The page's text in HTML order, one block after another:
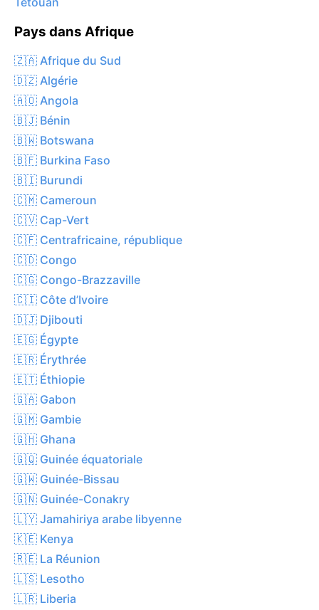
Pays dans Afrique
🇿🇦 Afrique du Sud
🇩🇿 Algérie
🇦🇴 Angola
🇧🇯 Bénin
🇧🇼 Botswana
🇧🇫 Burkina Faso
🇧🇮 Burundi
🇨🇲 Cameroun
🇨🇻 Cap-Vert
🇨🇫 Centrafricaine, république
🇨🇩 Congo
🇨🇬 Congo-Brazzaville
🇨🇮 Côte d’Ivoire
🇩🇯 Djibouti
🇪🇬 Égypte
🇪🇷 Érythrée
🇪🇹 Éthiopie
🇬🇦 Gabon
🇬🇲 Gambie
🇬🇭 Ghana
🇬🇶 Guinée équatoriale
🇬🇼 Guinée-Bissau
🇬🇳 Guinée-Conakry
🇱🇾 Jamahiriya arabe libyenne
🇰🇪 Kenya
🇷🇪 La Réunion
🇱🇸 Lesotho
🇱🇷 Liberia